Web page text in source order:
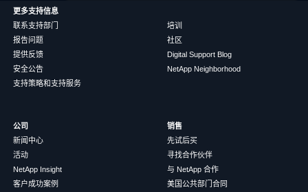
更多支持信息
联系支持部门
报告问题
提供反馈
安全公告
支持策略和支持服务
培训
社区
Digital Support Blog
NetApp Neighborhood
公司
新闻中心
活动
NetApp Insight
客户成功案例
销售
先试后买
寻找合作伙伴
与 NetApp 合作
美国公共部门合同